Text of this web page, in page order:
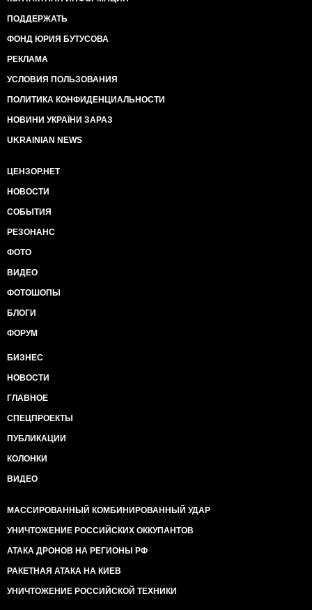
ПОДДЕРЖАТЬ
ФОНД ЮРИЯ БУТУСОВА
РЕКЛАМА
УСЛОВИЯ ПОЛЬЗОВАНИЯ
ПОЛИТИКА КОНФИДЕНЦИАЛЬНОСТИ
НОВИНИ УКРАЇНИ ЗАРАЗ
UKRAINIAN NEWS
ЦЕНЗОР.НЕТ
НОВОСТИ
СОБЫТИЯ
РЕЗОНАНС
ФОТО
ВИДЕО
ФОТОШОПЫ
БЛОГИ
ФОРУМ
БИЗНЕС
НОВОСТИ
ГЛАВНОЕ
СПЕЦПРОЕКТЫ
ПУБЛИКАЦИИ
КОЛОНКИ
ВИДЕО
МАССИРОВАННЫЙ КОМБИНИРОВАННЫЙ УДАР
УНИЧТОЖЕНИЕ РОССИЙСКИХ ОККУПАНТОВ
АТАКА ДРОНОВ НА РЕГИОНЫ РФ
РАКЕТНАЯ АТАКА НА КИЕВ
УНИЧТОЖЕНИЕ РОССИЙСКОЙ ТЕХНИКИ